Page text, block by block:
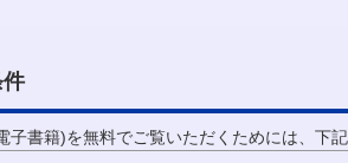
子書籍)を無料でご覧いただくためには、下